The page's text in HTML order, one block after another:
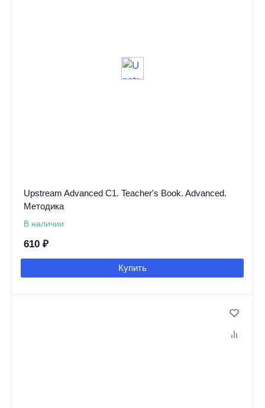
Upstream Advanced C1. Teacher's Book. Advanced.
Методика
В наличии
610 ₽
Купить